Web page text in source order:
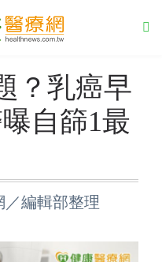
？乳癌早
自篩1最
編輯部整理